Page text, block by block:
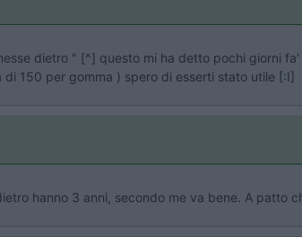
dietro " [^] questo mi ha detto pochi giorni fa'
150 per gomma ) spero di esserti stato utile [:I]
hanno 3 anni, secondo me va bene. A patto